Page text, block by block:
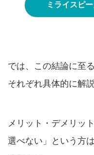
ミライスピ
では、この結論に至
それぞれ具体的に解
メリット・デメリッ
選べない」という方